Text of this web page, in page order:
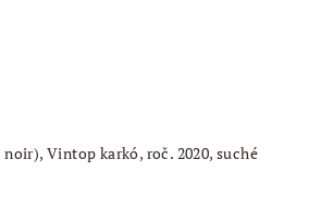
Vintop karkó, roč. 2020, suché